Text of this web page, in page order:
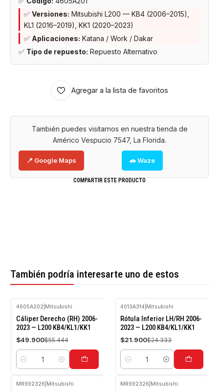
✅ Versiones: Mitsubishi L200 — KB4 (2006–2015),
KL1 (2016–2019), KK1 (2020–2023)
✅ Aplicaciones: Katana / Work / Dakar
✅ Tipo de repuesto: Repuesto Alternativo
Agregar a la lista de favoritos
También puedes visitarnos en nuestra tienda de
Américo Vespucio 7547, La Florida.
📍 Google Maps 🚗 Waze
COMPARTIR ESTE PRODUCTO
También podría interesarte uno de estos
-10%
OFF
4605A202 Mitsubishi
Cáliper Derecho (RH) 2006-
2023 — L200 KB4/KL1/KK1
$49.900$55.444
Cantidad
-10%
OFF
4013A314 Mitsubishi
Rótula Inferior LH/RH 2006-
2023 — L200 KB4/KL1/KK1
$21.900$24.333
Cantidad
MR992326 Mitsubishi MR992326 Mitsubishi